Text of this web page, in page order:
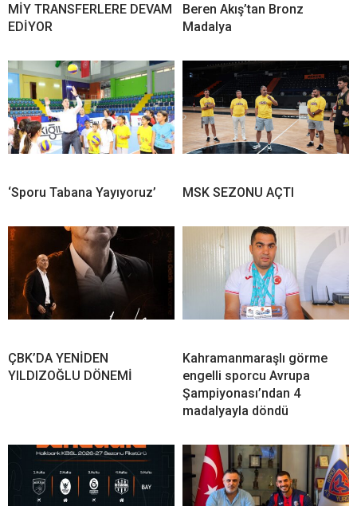
MİY TRANSFERLERE DEVAM
EDİYOR
Beren Akış’tan Bronz
Madalya
‘Sporu Tabana Yayıyoruz’ MSK SEZONU AÇTI
ÇBK’DA YENİDEN
YILDIZOĞLU DÖNEMİ
Kahramanmaraşlı görme
engelli sporcu Avrupa
Şampiyonası’ndan 4
madalyayla döndü